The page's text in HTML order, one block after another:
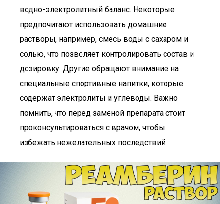
водно-электролитный баланс. Некоторые
предпочитают использовать домашние
растворы, например, смесь воды с сахаром и
солью, что позволяет контролировать состав и
дозировку. Другие обращают внимание на
специальные спортивные напитки, которые
содержат электролиты и углеводы. Важно
помнить, что перед заменой препарата стоит
проконсультироваться с врачом, чтобы
избежать нежелательных последствий.